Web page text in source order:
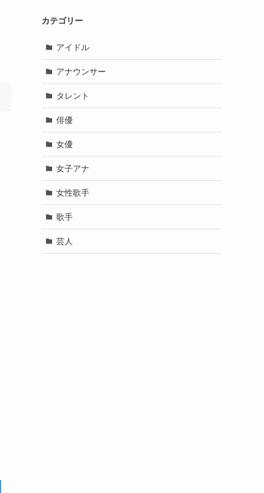
カテゴリー
アイドル
アナウンサー
タレント
俳優
女優
女子アナ
女性歌手
歌手
芸人